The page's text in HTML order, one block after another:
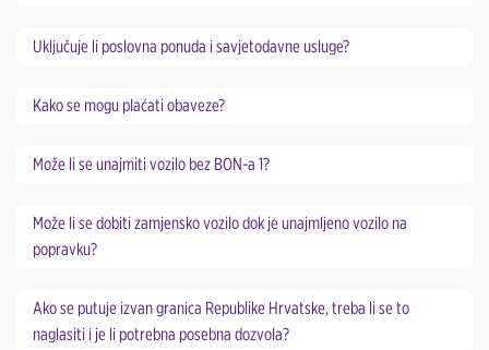
Uključuje li poslovna ponuda i savjetodavne usluge?
Kako se mogu plaćati obaveze?
Može li se unajmiti vozilo bez BON-a 1?
Može li se dobiti zamjensko vozilo dok je unajmljeno vozilo na
popravku?
Ako se putuje izvan granica Republike Hrvatske, treba li se to
naglasiti i je li potrebna posebna dozvola?